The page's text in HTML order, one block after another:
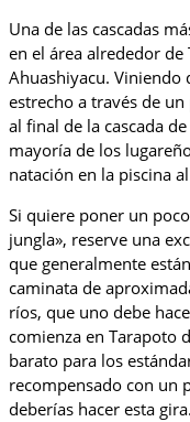
Una de las cascadas
en el área alrededor de
Ahuashiyacu. Viniendo
estrecho a través de
al final de la cascada
mayoría de los
natación en la piscina
Si quiere poner un
jungla», reserve una
que generalmente
caminata de
ríos, que uno debe
comienza en Tarapoto
barato para los
recompensado con un
deberías hacer esta gira.